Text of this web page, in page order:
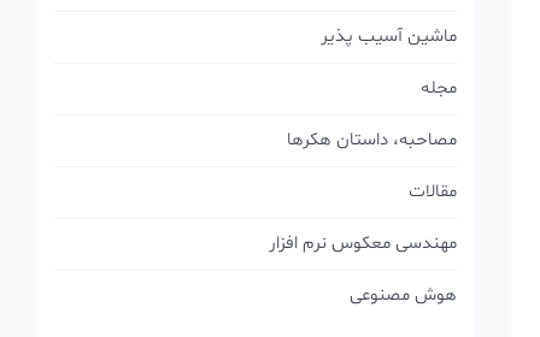
ماشین آسیب پذیر
مجله
مصاحبه، داستان هکرها
مقالات
مهندسی معکوس نرم افزار
هوش مصنوعی